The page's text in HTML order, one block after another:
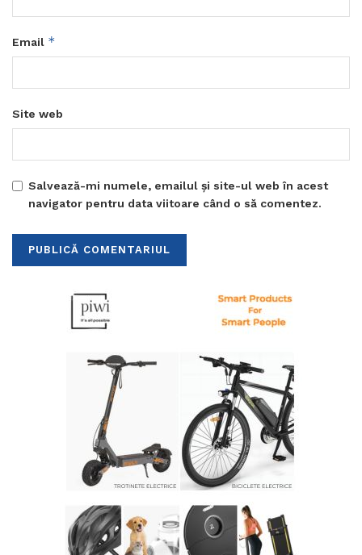
Email *
Site web
Salvează-mi numele, emailul și site-ul web în acest
navigator pentru data viitoare când o să comentez.